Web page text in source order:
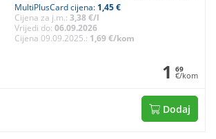
MultiPlusCard cijena: 1,45 €
Cijena za j.m.: 3,38 €/l
Vrijedi do: 06.09.2026
Cijena 09.09.2025.: 1,69 €/kom
1 69
€/kom
Dodaj